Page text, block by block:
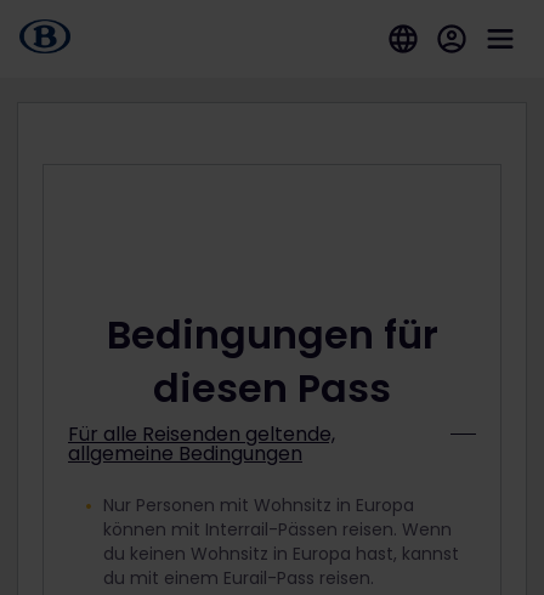
Bedingungen für
diesen Pass
Für alle Reisenden geltende,
allgemeine Bedingungen
Nur Personen mit Wohnsitz in Europa
können mit Interrail-Pässen reisen. Wenn
du keinen Wohnsitz in Europa hast, kannst
du mit einem Eurail-Pass reisen.